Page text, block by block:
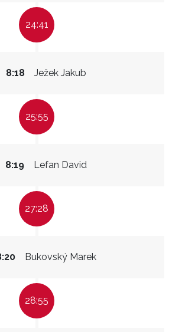
24:41
Ježek Jakub
8:18
25:55
Lefan David
8:19
27:28
Bukovský Marek
28:55